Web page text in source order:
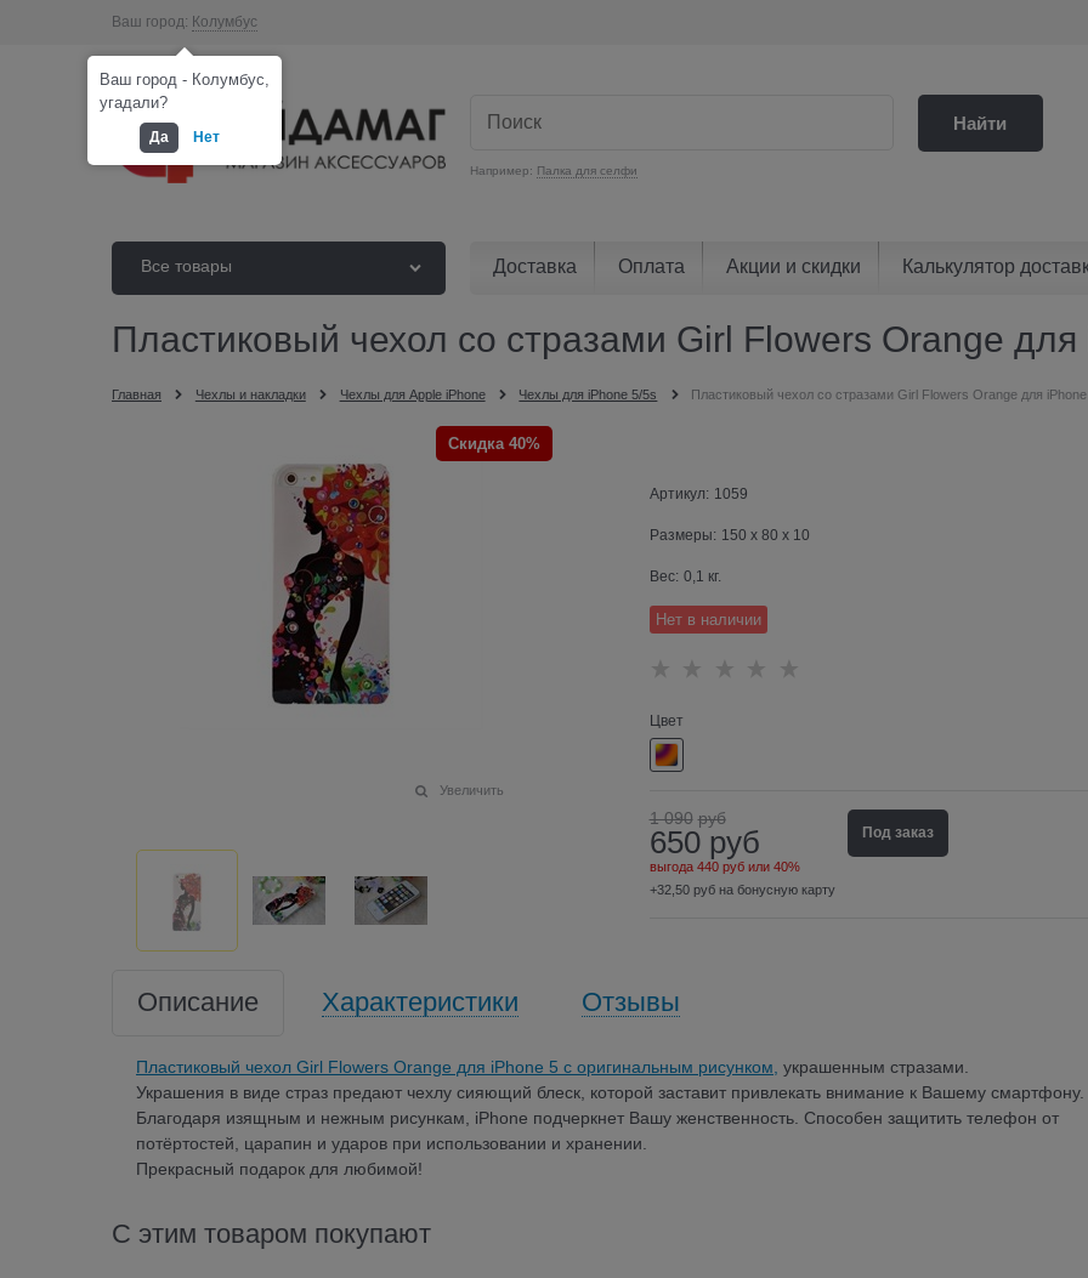
Ваш город: Колумбус
Например: Палка для селфи
Найти
Все товары Доставка Оплата Акции и скидки Калькулятор
Пластиковый чехол со стразами Girl Flowers Orange
Главная Чехлы и накладки Чехлы для Apple iPhone Чехлы для iPhone 5/5s Пластиковый чехол со стразами Girl Flowers Orange для
Скидка 40%
Увеличить
Артикул: 1059
Размеры: 150 x 80 x 10
Вес: 0,1 кг.
Нет в наличии
Цвет
1 090 руб
650 руб
выгода 440 рубили 40%
+32,50 руб на бонусную карту
Под заказ
Описание Характеристики Отзывы
Пластиковый чехол Girl Flowers Orange для iPhone 5 с оригинальным рисунком, украшенным стразами.
Украшения в виде страз предают чехлу сияющий блеск, которой заставит привлекать внимание к Вашему смартфону.
Благодаря изящным и нежным рисункам, iPhone подчеркнет Вашу женственность. Способен защитить телефон от
потёртостей, царапин и ударов при использовании и хранении.
Прекрасный подарок для любимой!
С этим товаром покупают
Ваш город - Колумбус,
угадали?
Да Нет